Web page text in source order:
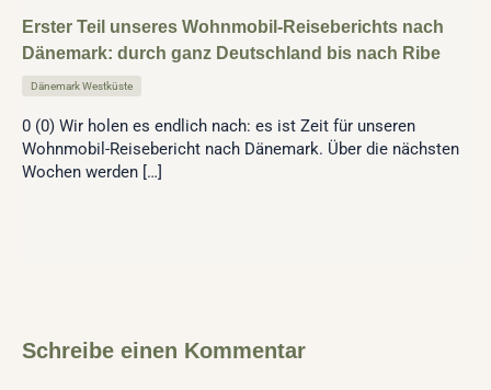
Erster Teil unseres Wohnmobil-Reiseberichts nach
Dänemark: durch ganz Deutschland bis nach Ribe
Dänemark Westküste
0 (0) Wir holen es endlich nach: es ist Zeit für unseren
Wohnmobil-Reisebericht nach Dänemark. Über die nächsten
Wochen werden […]
Schreibe einen Kommentar